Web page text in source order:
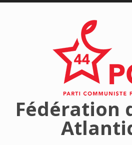
Aller au contenu principal
Fédération